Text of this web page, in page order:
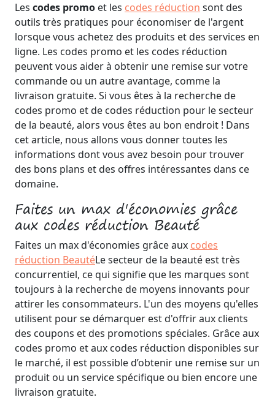
Les codes promo et les codes réduction sont des
outils très pratiques pour économiser de l'argent
lorsque vous achetez des produits et des services en
ligne. Les codes promo et les codes réduction
peuvent vous aider à obtenir une remise sur votre
commande ou un autre avantage, comme la
livraison gratuite. Si vous êtes à la recherche de
codes promo et de codes réduction pour le secteur
de la beauté, alors vous êtes au bon endroit ! Dans
cet article, nous allons vous donner toutes les
informations dont vous avez besoin pour trouver
des bons plans et des offres intéressantes dans ce
domaine.
Faites un max d'économies grâce
aux codes réduction Beauté
Faites un max d'économies grâce aux codes
réduction BeautéLe secteur de la beauté est très
concurrentiel, ce qui signifie que les marques sont
toujours à la recherche de moyens innovants pour
attirer les consommateurs. L'un des moyens qu'elles
utilisent pour se démarquer est d'offrir aux clients
des coupons et des promotions spéciales. Grâce aux
codes promo et aux codes réduction disponibles sur
le marché, il est possible d’obtenir une remise sur un
produit ou un service spécifique ou bien encore une
livraison gratuite.